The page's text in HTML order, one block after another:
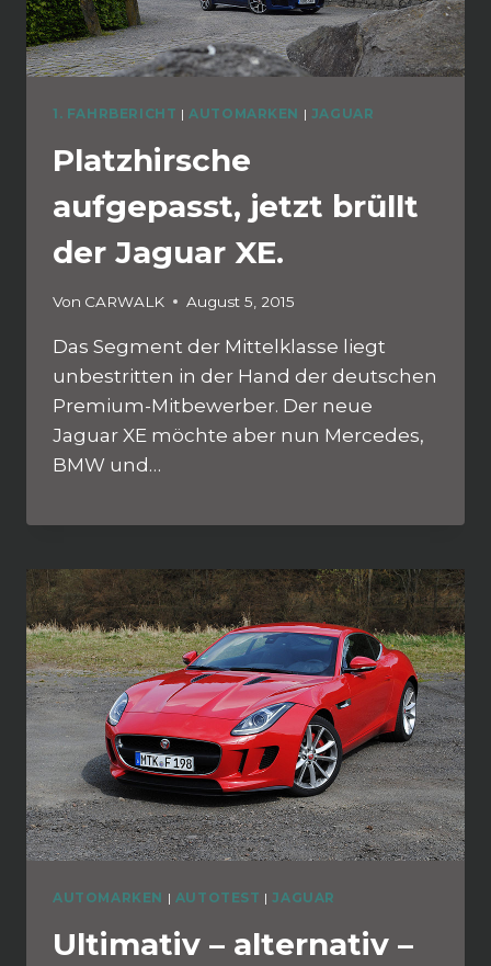
1. FAHRBERICHT |AUTOMARKEN | JAGUAR
Platzhirsche
aufgepasst, jetzt brüllt
der Jaguar XE.
Von CARWALK August 5, 2015
Das Segment der Mittelklasse liegt
unbestritten in der Hand der deutschen
Premium-Mitbewerber. Der neue
Jaguar XE möchte aber nun Mercedes,
BMW und…
AUTOMARKEN | AUTOTEST |JAGUAR
Ultimativ – alternativ –